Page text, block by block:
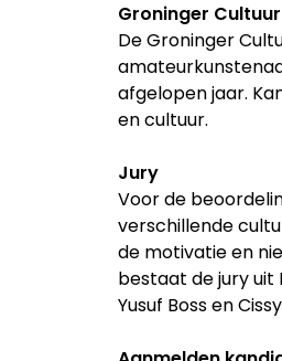
Groninger
De Groninger
afgelopen jaar.
en cultuur.
Jury
Voor de
verschillende
de motivatie en
bestaat de jury uit
Yusuf Boss en